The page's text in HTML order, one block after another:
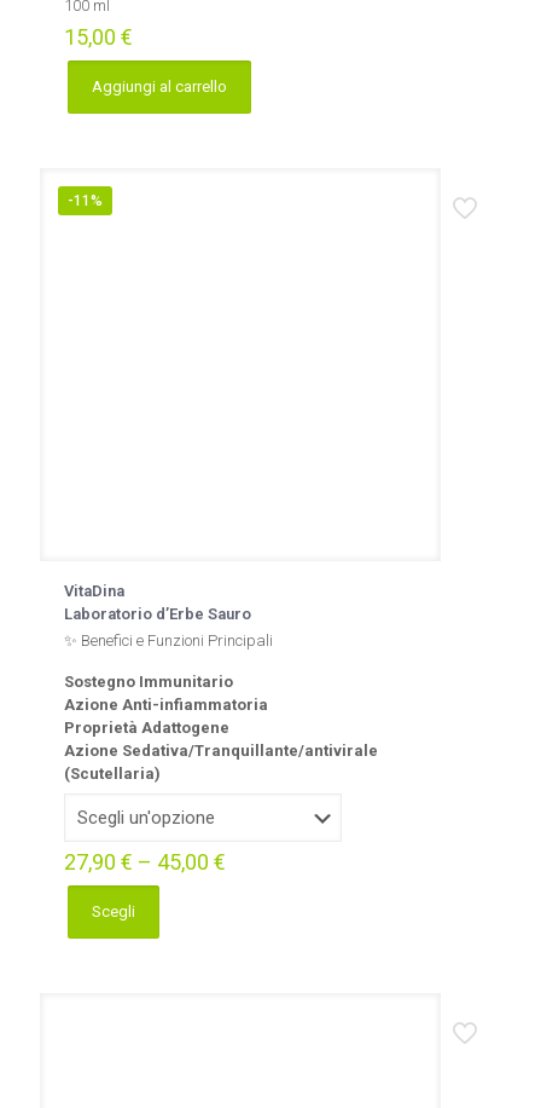
100 ml
15,00 €
Aggiungi al carrello
-11%
VitaDina
Laboratorio d’Erbe Sauro
✨ Benefici e Funzioni Principali
Sostegno Immunitario
Azione Anti-infiammatoria
Proprietà Adattogene
Azione Sedativa/Tranquillante/antivirale
(Scutellaria)
27,90 € – 45,00 €
Scegli
Questo
prodotto